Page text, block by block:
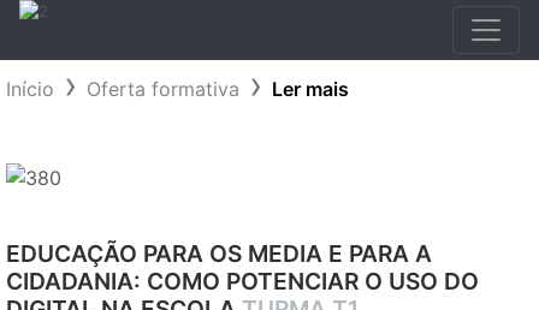
Início Oferta formativa Ler mais
EDUCAÇÃO PARA OS MEDIA E PARA A
CIDADANIA: COMO POTENCIAR O USO DO